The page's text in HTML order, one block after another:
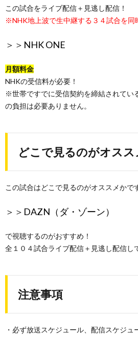
この試合をライブ配信＋見逃し配信！
※NHK地上波で生中継する３４試合を同
＞＞ NHK ONE
月額料金
NHKの受信料が必要！
※世帯ですでに受信契約を締結されてい
の負担は必要ありません。
どこで見るのがオスス
この試合はどこで見るのがオススメかで
＞＞ DAZN（ダ・ゾーン）
で視聴するのがおすすめ！
全１０４試合ライブ配信＋見逃し配信し
注意事項
・必ず放送スケジュール、配信スケジ